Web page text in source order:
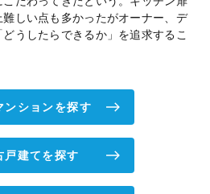
しい点も多かったがオーナー、デ
うしたらできるか」を追求するこ
ンションを探す
戸建てを探す